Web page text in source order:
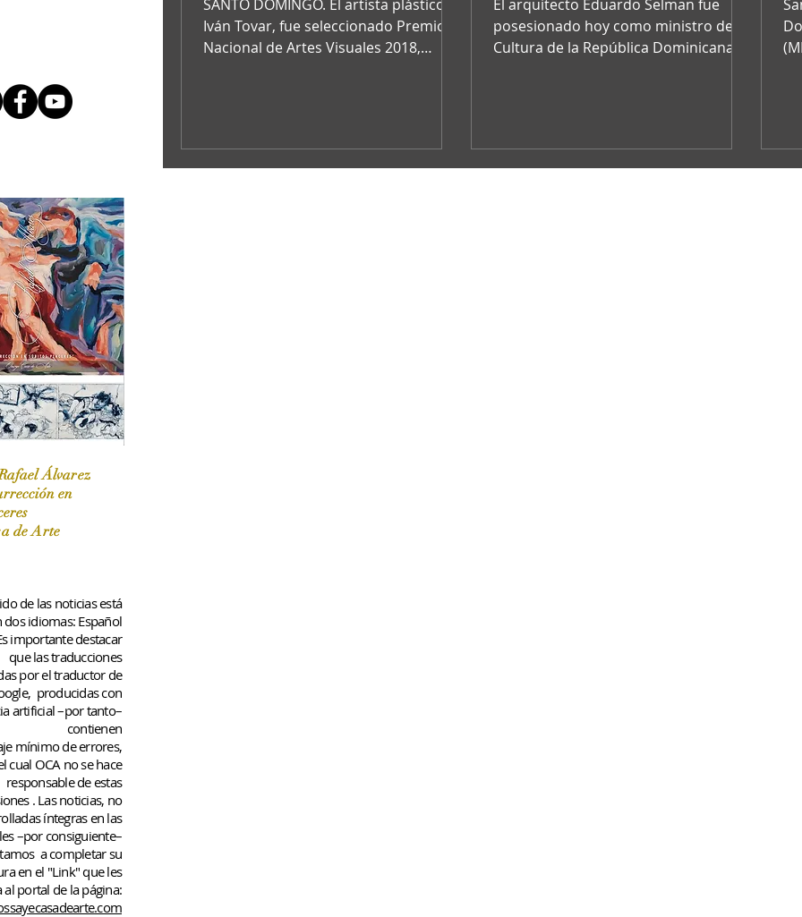
de las noticias está
dos idiomas: Español
importante destacar
que las traducciones
por el traductor de
producidas con
artificial –por tanto–
contienen
mínimode errores,
cual OCA no se hace
responsable de estas
. Las noticias, no
íntegras en las
–por consiguiente–
a completar su
en el "Link" que les
portal de la página:
Visual Arts 2018
SANTO DOMINGO. El artista plástico,
Iván Tovar, fue seleccionado Premio
Nacional de Artes Visuales 2018,
by the Ministry o
El arquitecto Eduardo Selman fue
posesionado hoy como ministro de
Cultura de la República Dominicana,
/ Marzo-Abril / 2024
Álvarez
en
de Arte